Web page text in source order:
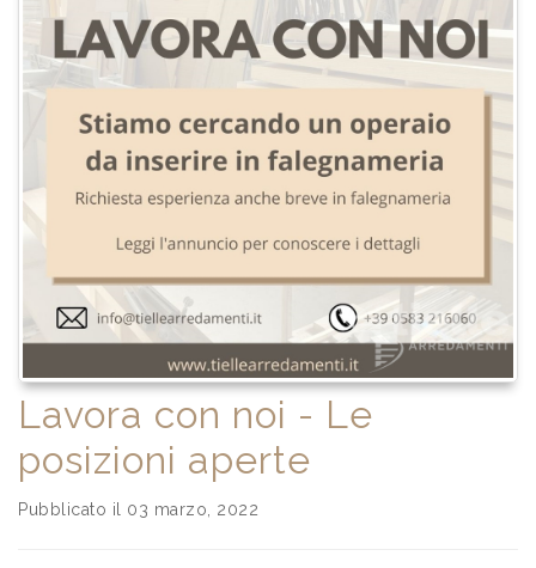
Lavora con noi - Le
posizioni aperte
Pubblicato il 03 marzo, 2022